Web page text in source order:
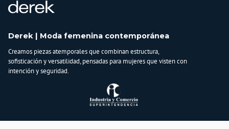
Derek | Moda femenina contemporánea
Creamos piezas atemporales que combinan estructura,
sofisticación y versatilidad, pensadas para mujeres que visten con
intención y seguridad.